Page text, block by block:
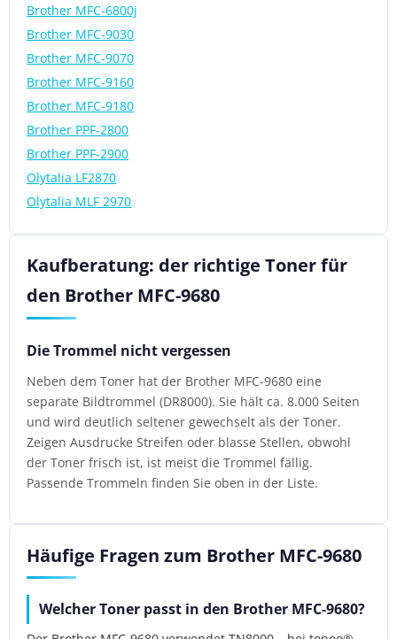
Brother MFC-6800j
Brother MFC-9030
Brother MFC-9070
Brother MFC-9160
Brother MFC-9180
Brother PPF-2800
Brother PPF-2900
Olytalia LF2870
Olytalia MLF 2970
Kaufberatung: der richtige Toner für
den Brother MFC-9680
Die Trommel nicht vergessen
Neben dem Toner hat der Brother MFC-9680 eine
separate Bildtrommel (DR8000). Sie hält ca. 8.000 Seiten
und wird deutlich seltener gewechselt als der Toner.
Zeigen Ausdrucke Streifen oder blasse Stellen, obwohl
der Toner frisch ist, ist meist die Trommel fällig.
Passende Trommeln finden Sie oben in der Liste.
Häufige Fragen zum Brother MFC-9680
Welcher Toner passt in den Brother MFC-9680?